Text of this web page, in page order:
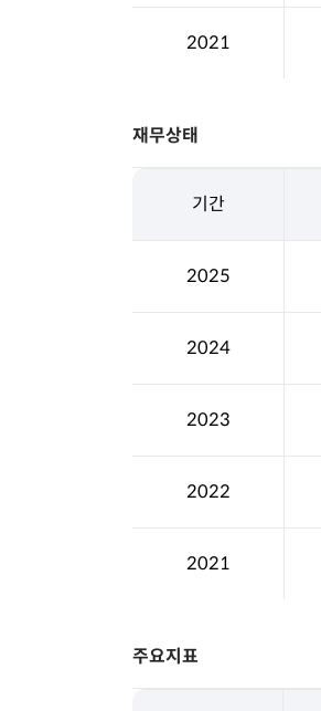
2021
재무상태
기간
2025
2024
2023
2022
2021
주요지표